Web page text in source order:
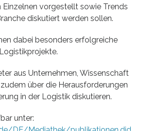
Einzelnen vorgestellt sowie Trends
diskutiert werden sollen.
dabei besonders erfolgreiche
aus Unternehmen, Wissenschaft
über die Herausforderungen
in der Logistik diskutieren.
unter: